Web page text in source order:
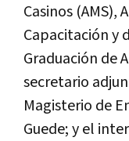
Casinos
Capacitación y
Graduación de
secretario
Magisterio de
Guede; y el